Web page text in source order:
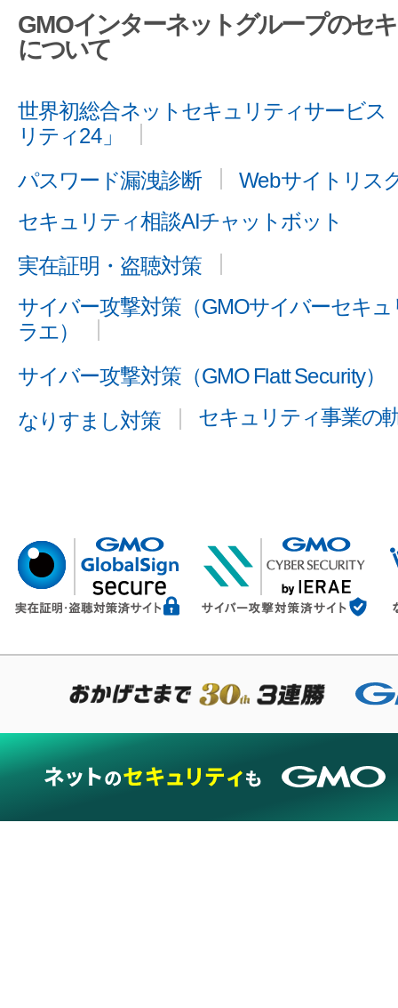
GMOインターネットグループのセ
について
世界初総合ネットセキュリティサービス
リティ24」
パスワード漏洩診断
Webサイトリス
セキュリティ相談AIチャットボット
実在証明・盗聴対策
サイバー攻撃対策（GMOサイバーセキ
ラエ）
サイバー攻撃対策（GMO Flatt Security）
なりすまし対策
セキュリティ事業の